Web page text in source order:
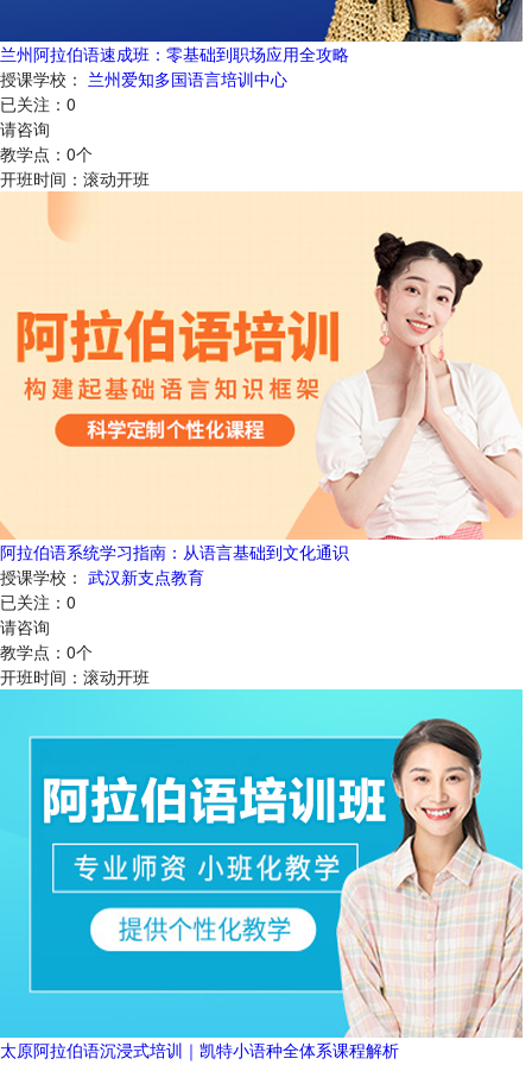
兰州阿拉伯语速成班：零基础到职场应用全攻略
授课学校： 兰州爱知多国语言培训中心
已关注： 0
请咨询
教学点： 0个
开班时间： 滚动开班
阿拉伯语系统学习指南：从语言基础到文化通识
授课学校： 武汉新支点教育
已关注： 0
请咨询
教学点： 0个
开班时间： 滚动开班
太原阿拉伯语沉浸式培训｜凯特小语种全体系课程解析